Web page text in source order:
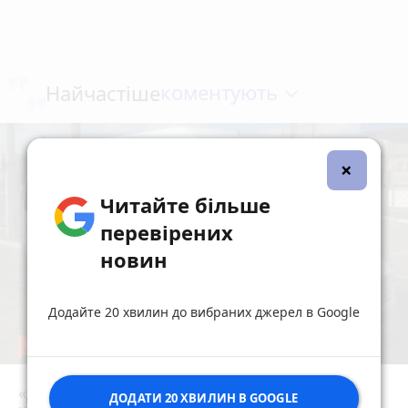
Найчастіше
«Для них не знайшлося місця?» На
×
Читайте більше
перевірених
новин
Додайте 20 хвилин до вибраних джерел в Google
ДОДАТИ 20 ХВИЛИН В GOOGLE